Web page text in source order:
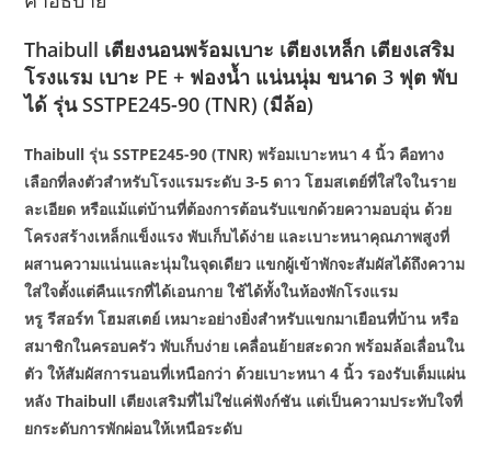
Thaibull เตียงนอนพร้อมเบาะ เตียงเหล็ก เตียงเสริม
โรงแรม เบาะ PE + ฟองน้ำ แน่นนุ่ม ขนาด 3 ฟุต พับ
ได้ รุ่น SSTPE245-90 (TNR) (มีล้อ)
Thaibull รุ่น SSTPE245-90 (TNR) พร้อมเบาะหนา 4 นิ้ว คือทาง
เลือกที่ลงตัวสำหรับโรงแรมระดับ 3-5 ดาว โฮมสเตย์ที่ใส่ใจในราย
ละเอียด หรือแม้แต่บ้านที่ต้องการต้อนรับแขกด้วยความอบอุ่น ด้วย
โครงสร้างเหล็กแข็งแรง พับเก็บได้ง่าย และเบาะหนาคุณภาพสูงที่
ผสานความแน่นและนุ่มในจุดเดียว แขกผู้เข้าพักจะสัมผัสได้ถึงความ
ใส่ใจตั้งแต่คืนแรกที่ได้เอนกาย ใช้ได้ทั้งในห้องพักโรงแรม
หรู รีสอร์ท โฮมสเตย์ เหมาะอย่างยิ่งสำหรับแขกมาเยือนที่บ้าน หรือ
สมาชิกในครอบครัว พับเก็บง่าย เคลื่อนย้ายสะดวก พร้อมล้อเลื่อนใน
ตัว ให้สัมผัสการนอนที่เหนือกว่า ด้วยเบาะหนา 4 นิ้ว รองรับเต็มแผ่น
หลัง Thaibull เตียงเสริมที่ไม่ใช่แค่ฟังก์ชัน แต่เป็นความประทับใจที่
ยกระดับการพักผ่อนให้เหนือระดับ